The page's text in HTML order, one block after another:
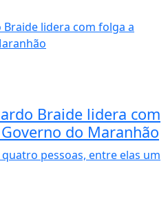
Braide lidera com
do Maranhão